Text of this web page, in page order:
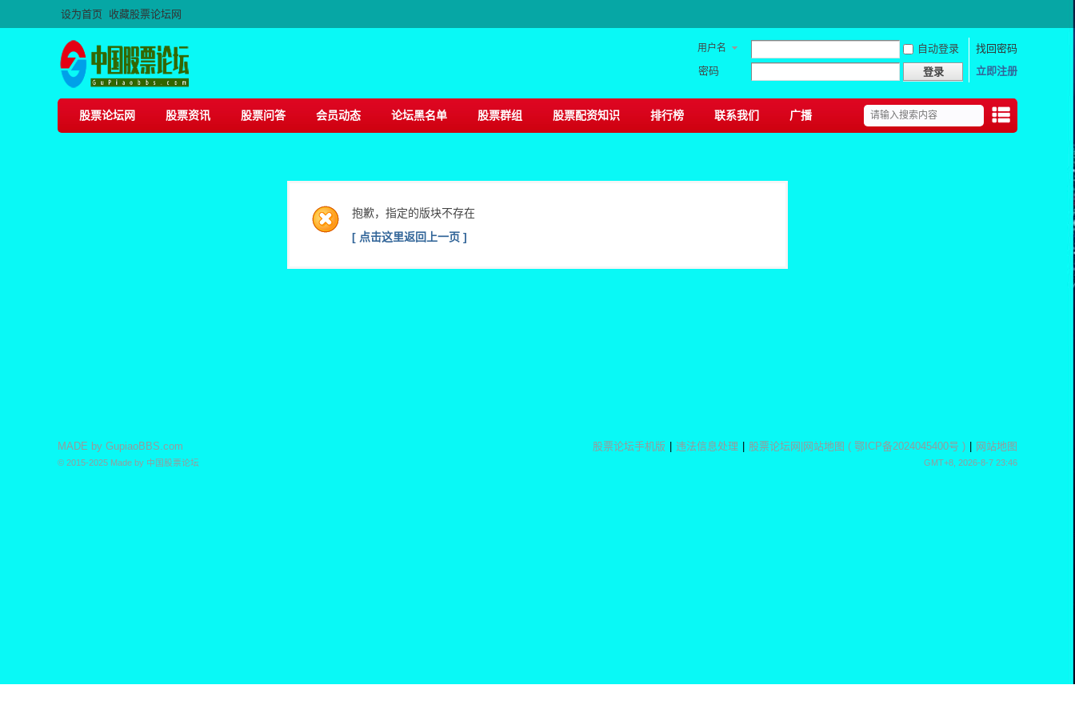
设为首页 收藏股票论坛网
用户名 自动登录
找回密码
密码
登录 立即注册
捷导
股票论坛网 股票资讯 股票问答 会员动态 论坛黑名单 股票群组 股票配资知识 排行榜 联系我们 广播
抱歉，指定的版块不存在
[ 点击这里返回上一页 ]
股票论坛手机版 违法信息处理 股票论坛网 网站地图 ( 鄂ICP备2024045400号 ) 网站地图
GMT+8, 2026-8-7 23:46
MADE by GupiaoBBS.com
© 2015-2025 Made by 中国股票论坛